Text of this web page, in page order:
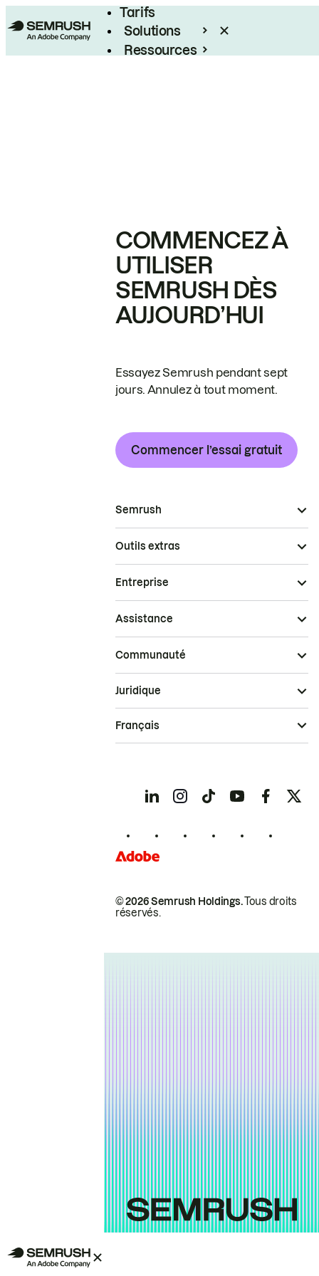
Tarifs
Solutions
Ressources
COMMENCEZ À
UTILISER
SEMRUSH DÈS
AUJOURD’HUI
Essayez Semrush pendant sept
jours. Annulez à tout moment.
Commencer l’essai gratuit
Semrush
Outils extras
Entreprise
Assistance
Communauté
© 2026 Semrush Holdings.Tous droits
réservés.
Juridique
Français